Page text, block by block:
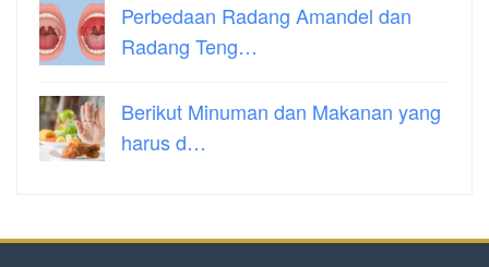
Perbedaan Radang Amandel dan
Radang Teng…
Berikut Minuman dan Makanan yang
harus d…